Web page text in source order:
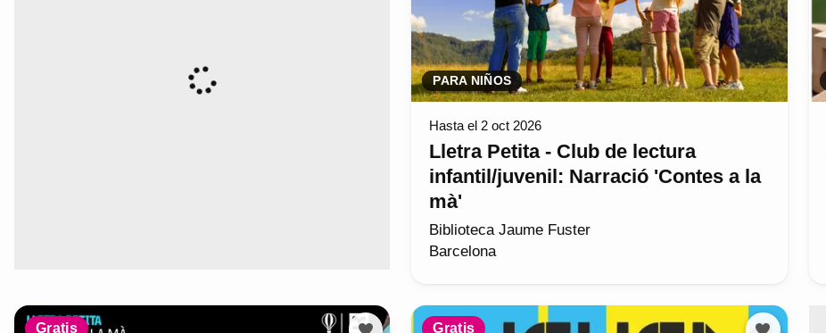
PARA NIÑOS
Hasta el 2 oct 2026
Lletra Petita - Club de lectura
infantil/juvenil: Narració 'Contes a la
mà'
Biblioteca Jaume Fuster
Barcelona
Gratis Gratis